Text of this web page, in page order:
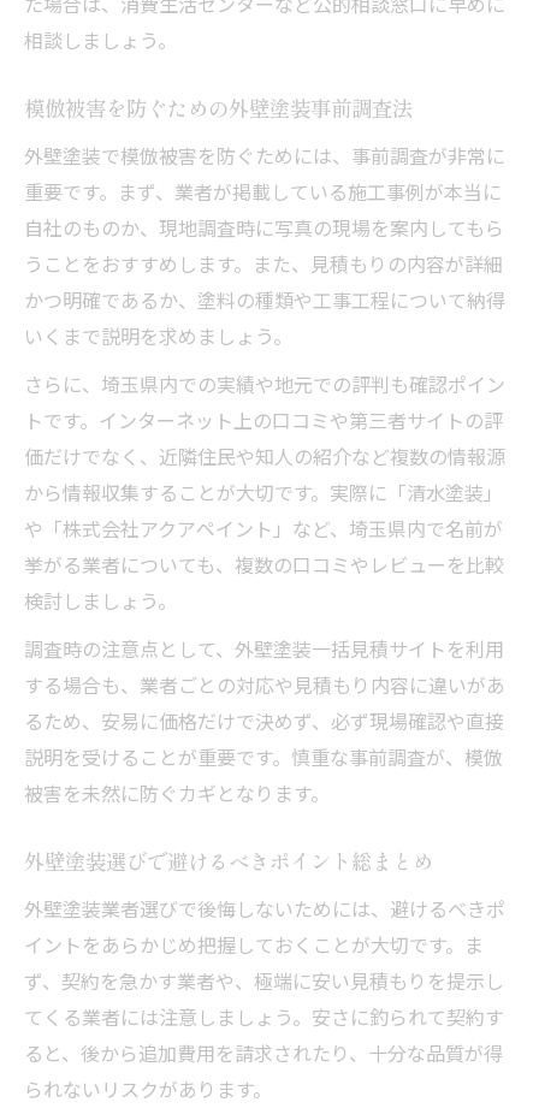
相談しましょう。
模倣被害を防ぐための外壁塗装事前調査法
外壁塗装で模倣被害を防ぐためには、事前調査が非常に
重要です。まず、業者が掲載している施工事例が本当に
自社のものか、現地調査時に写真の現場を案内してもら
うことをおすすめします。また、見積もりの内容が詳細
かつ明確であるか、塗料の種類や工事工程について納得
いくまで説明を求めましょう。
さらに、埼玉県内での実績や地元での評判も確認ポイン
トです。インターネット上の口コミや第三者サイトの評
価だけでなく、近隣住民や知人の紹介など複数の情報源
から情報収集することが大切です。実際に「清水塗装」
や「株式会社アクアペイント」など、埼玉県内で名前が
挙がる業者についても、複数の口コミやレビューを比較
検討しましょう。
調査時の注意点として、外壁塗装一括見積サイトを利用
する場合も、業者ごとの対応や見積もり内容に違いがあ
るため、安易に価格だけで決めず、必ず現場確認や直接
説明を受けることが重要です。慎重な事前調査が、模倣
被害を未然に防ぐカギとなります。
外壁塗装選びで避けるべきポイント総まとめ
外壁塗装業者選びで後悔しないためには、避けるべきポ
イントをあらかじめ把握しておくことが大切です。ま
ず、契約を急かす業者や、極端に安い見積もりを提示し
てくる業者には注意しましょう。安さに釣られて契約す
ると、後から追加費用を請求されたり、十分な品質が得
られないリスクがあります。